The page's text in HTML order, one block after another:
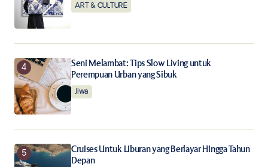
ART & CULTURE
Seni Melambat: Tips Slow Living untuk
Perempuan Urban yang Sibuk
Jiwa
Cruises Untuk Liburan yang Berlayar Hingga Tahun
Depan